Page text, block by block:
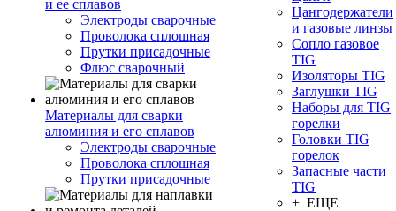
и ее сплавов
Электроды сварочные
Проволока сплошная
Прутки присадочные
Флюс сварочный
Материалы для сварки
алюминия и его сплавов
Электроды сварочные
Проволока сплошная
Прутки присадочные
Цангодержатели
и газовые линзы
Сопло газовое
TIG
Изоляторы TIG
Заглушки TIG
Наборы для TIG
горелки
Головки TIG
горелок
Запасные части
TIG
+ ЕЩЕ